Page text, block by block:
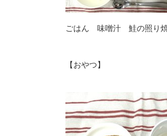
ごはん 味噌汁 鮭の照り
【おやつ】